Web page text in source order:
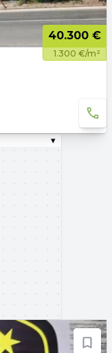
40.300 €
1.300 €/m²
▾